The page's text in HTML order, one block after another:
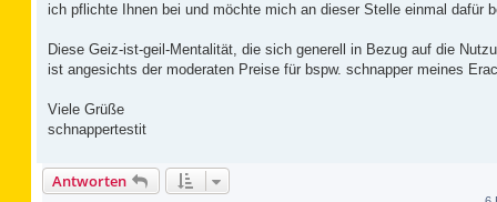
ich pflichte Ihnen bei und möchte mich an dieser Stelle einmal dafür
Diese Geiz-ist-geil-Mentalität, die sich generell in Bezug auf die
ist angesichts der moderaten Preise für bspw. schnapper meines
Viele Grüße
schnappertestit
Antworten